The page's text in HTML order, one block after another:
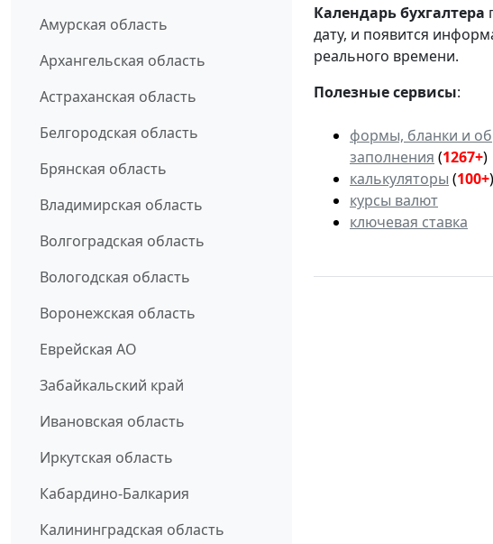
Амурская область
Архангельская область
Астраханская область
Белгородская область
Брянская область
Владимирская область
Волгоградская область
Вологодская область
Воронежская область
Еврейская АО
Забайкальский край
Ивановская область
Иркутская область
Кабардино-Балкария
Калининградская область
Календарьбухгалтера
дату, и появится
реального времени.
Полезные сервисы:
формы, бланки и
заполнения (1267+)
калькуляторы (100+)
курсы валют
ключевая ставка